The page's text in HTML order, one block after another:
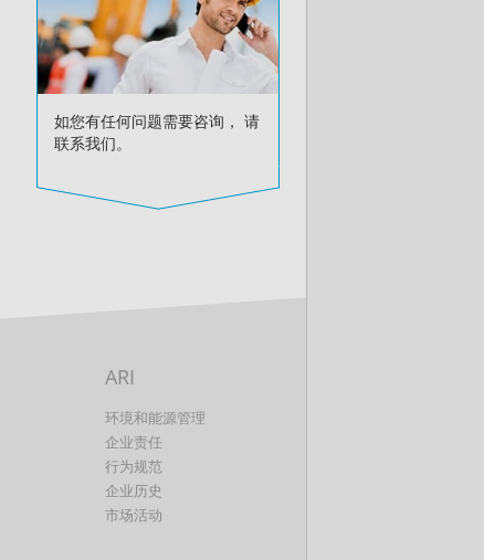
如您有任何问题需要咨询， 请
联系我们。
ARI
环境和能源管理
企业责任
行为规范
企业历史
市场活动